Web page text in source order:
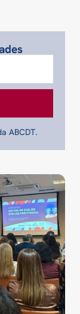
ABCDT.